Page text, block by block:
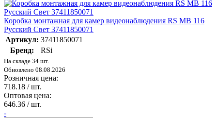
Коробка монтажная для камер видеонаблюдения RS MB 116
Русский Свет 37411850071
Артикул: 37411850071
Бренд:
RSi
На складе 34 шт.
Обновлено 08.08.2026
Розничная цена:
718.18 / шт.
Оптовая цена:
646.36 / шт.
-